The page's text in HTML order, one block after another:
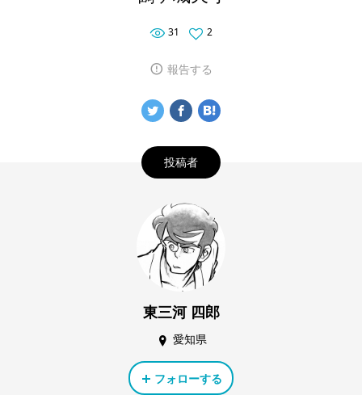
31 2
報告する
投稿者
東三河 四郎
愛知県
フォローする